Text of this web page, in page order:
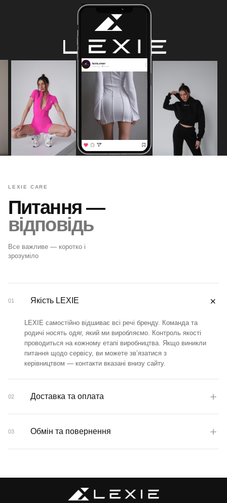
LEXIE CARE
Питання —
відповідь
Все важливе — коротко і
зрозуміло
01 Якість LEXIE ＋
LEXIE самостійно відшиває всі речі бренду. Команда та
родичі носять одяг, який ми виробляємо. Контроль якості
проводиться на кожному етапі виробництва. Якщо виникли
питання щодо сервісу, ви можете зв’язатися з
керівництвом — контакти вказані внизу сайту.
02 Доставка та оплата ＋
від тарифів перевізника.
оплата на реквізити ФОП після дзвінка менеджера —
03 Обмін та повернення ＋
Для білизни, купальників та безшовного одягу обмін
можливий, якщо надійшов не той колір, фасон або розмір,
або виявлено брак. Огляд на брак потрібно провести у